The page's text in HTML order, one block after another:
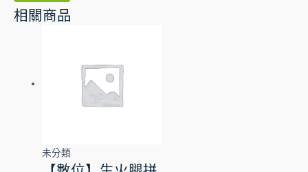
相關商品
未分類